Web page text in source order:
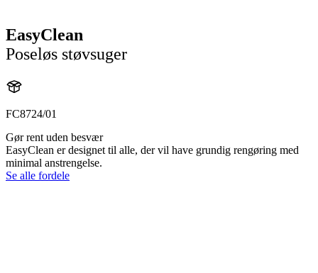
EasyClean
Poseløs støvsuger
FC8724/01
Gør rent uden besvær
EasyClean er designet til alle, der vil have grundig rengøring med
minimal anstrengelse.
Se alle fordele